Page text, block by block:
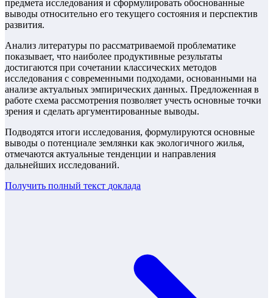
предмета исследования и сформулировать обоснованные
выводы относительно его текущего состояния и перспектив
развития.
Анализ литературы по рассматриваемой проблематике
показывает, что наиболее продуктивные результаты
достигаются при сочетании классических методов
исследования с современными подходами, основанными на
анализе актуальных эмпирических данных. Предложенная в
работе схема рассмотрения позволяет учесть основные точки
зрения и сделать аргументированные выводы.
Подводятся итоги исследования, формулируются основные
выводы о потенциале землянки как экологичного жилья,
отмечаются актуальные тенденции и направления
дальнейших исследований.
Получить полный текст доклада